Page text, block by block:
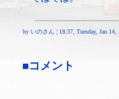
by いのさん ¦ 18:37, Tuesday, Jan 14,
■コメント